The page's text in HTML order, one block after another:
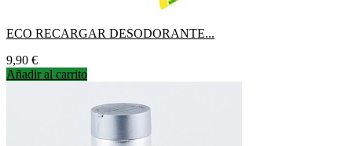
ECO RECARGAR DESODORANTE...
Precio
9,90 €
Añadir al carrito